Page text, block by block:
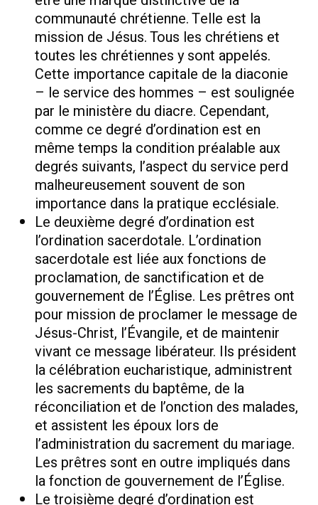
communauté chrétienne. Telle est la
mission de Jésus. Tous les chrétiens et
toutes les chrétiennes y sont appelés.
Cette importance capitale de la diaconie
– le service des hommes – est soulignée
par le ministère du diacre. Cependant,
comme ce degré d’ordination est en
même temps la condition préalable aux
degrés suivants, l’aspect du service perd
malheureusement souvent de son
importance dans la pratique ecclésiale.
Le deuxième degré d’ordination est
l’ordination sacerdotale. L’ordination
sacerdotale est liée aux fonctions de
proclamation, de sanctification et de
gouvernement de l’Église. Les prêtres ont
pour mission de proclamer le message de
Jésus-Christ, l’Évangile, et de maintenir
vivant ce message libérateur. Ils président
la célébration eucharistique, administrent
les sacrements du baptême, de la
réconciliation et de l’onction des malades,
et assistent les époux lors de
l’administration du sacrement du mariage.
Les prêtres sont en outre impliqués dans
la fonction de gouvernement de l’Église.
Le troisième degré d’ordination est